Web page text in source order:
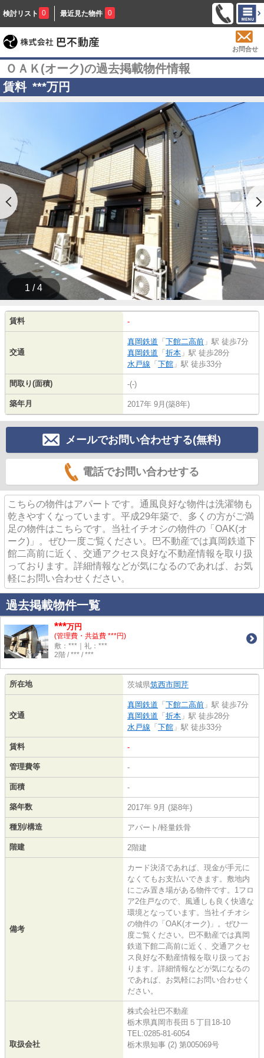
検討リスト 0 最近見た物件 0
お問合せ
ＯＡＫ(オーク)の過去掲載物件情報
賃料 ***万円
1 / 4
賃料 -
交通
真岡鉄道 「 下館二高前 」駅 徒歩7分
真岡鉄道 「 折本 」駅 徒歩28分
水戸線 「 下館 」駅 徒歩33分
間取り(面積) -(-)
築年月 2017年 9月(築8年)
メールでお問い合わせする(無料)
電話でお問い合わせする
こちらの物件はアパートです。通風良好な物件は洗濯物も
乾きやすくなっています。平成29年築で、多くの方がご満
足の物件はこちらです。当社イチオシの物件の「OAK(オ
ーク)」。ぜひ一度ご覧ください。巴不動産では真岡鉄道下
館二高前に近く、交通アクセス良好な不動産情報を取り扱
っております。詳細情報などが気になるのであれば、お気
軽にお問い合わせください。
過去掲載物件一覧
***万円
(管理費・共益費 ***円)
敷：***｜礼：***
2階 / *** / ***
所在地 茨城県筑西市岡芹
交通
真岡鉄道 「 下館二高前 」駅 徒歩7分
真岡鉄道 「 折本 」駅 徒歩28分
水戸線 「 下館 」駅 徒歩33分
賃料 -
管理費等 -
面積 -
築年数 2017年 9月 (築8年)
種別/構造 アパート/軽量鉄骨
階建 2階建
備考
カード決済であれば、現金が手元に
なくてもお支払いできます。敷地内
にごみ置き場がある物件です。1フロ
ア2住戸なので、風通しも良く快適な
環境となっています。当社イチオシ
の物件の「OAK(オーク)」。ぜひ一
度ご覧ください。巴不動産では真岡
鉄道下館二高前に近く、交通アクセ
ス良好な不動産情報を取り扱ってお
ります。詳細情報などが気になるの
であれば、お気軽にお問い合わせく
ださい。
取扱会社
株式会社巴不動産
栃木県真岡市長田５丁目18-10
TEL:0285-81-6054
栃木県知事 (2) 第005069号